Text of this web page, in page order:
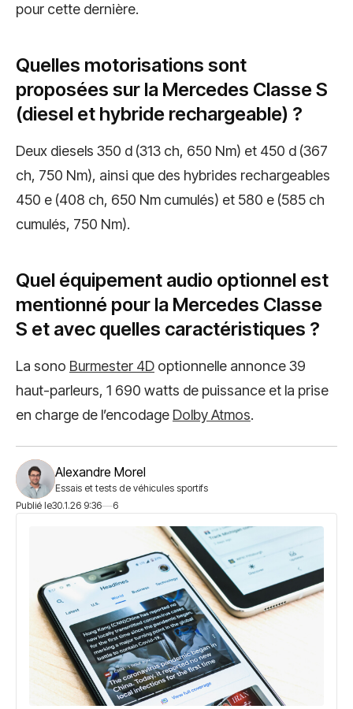
pour cette dernière.
Quelles motorisations sont
proposées sur la Mercedes Classe S
(diesel et hybride rechargeable) ?
Deux diesels 350 d (313 ch, 650 Nm) et 450 d (367
ch, 750 Nm), ainsi que des hybrides rechargeables
450 e (408 ch, 650 Nm cumulés) et 580 e (585 ch
cumulés, 750 Nm).
Quel équipement audio optionnel est
mentionné pour la Mercedes Classe
S et avec quelles caractéristiques ?
La sono Burmester 4D optionnelle annonce 39
haut-parleurs, 1 690 watts de puissance et la prise
en charge de l’encodage Dolby Atmos.
Alexandre Morel
Essais et tests de véhicules sportifs
Publié le30.1.26 9:36 6